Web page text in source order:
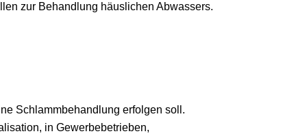
zur Behandlung häuslichen Abwassers.
Schlammbehandlung erfolgen soll.
in Gewerbebetrieben,